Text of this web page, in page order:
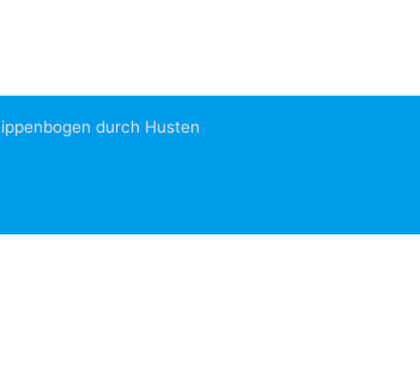
durch Husten